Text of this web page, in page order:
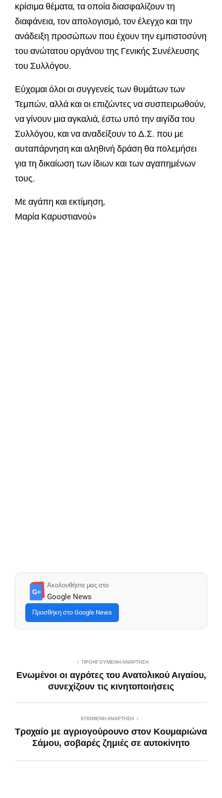
κρίσιμα θέματα, τα οποία διασφαλίζουν τη
διαφάνεια, τον απολογισμό, τον έλεγχο και την
ανάδειξη προσώπων που έχουν την εμπιστοσύνη
του ανώτατου οργάνου της Γενικής Συνέλευσης
του Συλλόγου.
Εύχομαι όλοι οι συγγενείς των θυμάτων των
Τεμπών, αλλά και οι επιζώντες να συσπειρωθούν,
να γίνουν μια αγκαλιά, έστω υπό την αιγίδα του
Συλλόγου, και να αναδείξουν το Δ.Σ. που με
αυταπάρνηση και αληθινή δράση θα πολεμήσει
για τη δικαίωση των ίδιων και των αγαπημένων
τους.
Με αγάπη και εκτίμηση,
Μαρία Καρυστιανού»
G≡
Ακολουθήστε μας στο
Google News
Προσθήκη στο Google News
ΠΡΟΗΓΟΎΜΕΝΗ ΑΝΆΡΤΗΣΗ
Ενωμένοι οι αγρότες του Ανατολικού Αιγαίου,
συνεχίζουν τις κινητοποιήσεις
ΕΠΌΜΕΝΗ ΑΝΆΡΤΗΣΗ
Τροχαίο με αγριογούρουνο στον Κουμαριώνα
Σάμου, σοβαρές ζημιές σε αυτοκίνητο